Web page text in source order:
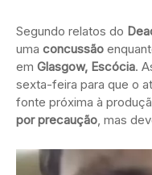
Segundo relatos do
uma concussão
em Glasgow, Escócia.
sexta-feira para que o
fonte próxima à
por precaução, mas